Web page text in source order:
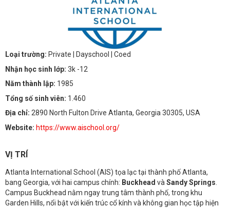
Loại trường: Private | Dayschool
| Coed
Nhận học sinh lớp: 3k -12
Năm thành lập: 1985
Tổng số sinh viên: 1.460
Địa chỉ: 2890 North Fulton Drive Atlanta, Georgia 30305, USA
Website: https://www.aischool.org/
VỊ TRÍ
Atlanta International School (AIS) tọa lạc tại thành phố Atlanta,
bang Georgia, với hai campus chính: Buckhead và Sandy Springs
Campus Buckhead nằm ngay trung tâm thành phố, trong khu
Garden Hills, nổi bật với kiến trúc cổ kính và không gian học tập hiện